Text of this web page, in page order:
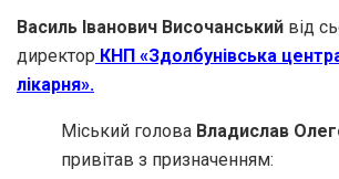
Василь Іванович Височанський від
директор КНП «Здолбунівська
лікарня».
Міський голова Владислав
привітав з призначенням: